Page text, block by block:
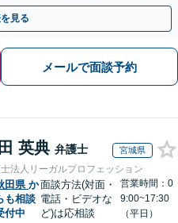
見る
メールで面談予約
英典 弁護士 宮城県
法人リーガルプロフェッション
田県 か
も相談
付中
面談方法(対面・
電話・ビデオな
ど)は応相談
営業時間：0
9:00~17:30
（平日）